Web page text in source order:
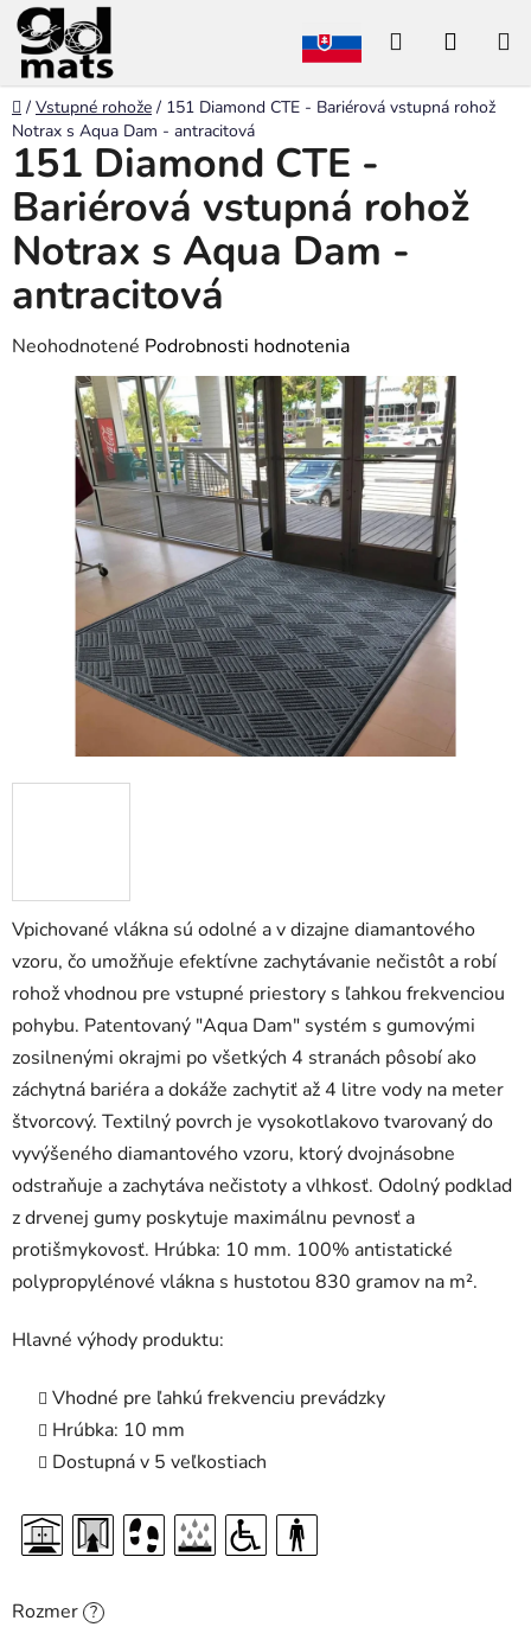
Prejsť
na
obsah
Hľadať
Domov
/ Vstupné rohože / 151 Diamond CTE - Bariérová vstupná rohož
Notrax s Aqua Dam - antracitová
Vpichované vlákna sú odolné a v dizajne diamantového
vzoru, čo umožňuje efektívne zachytávanie nečistôt a robí
rohož vhodnou pre vstupné priestory s ľahkou frekvenciou
pohybu. Patentovaný "Aqua Dam" systém s gumovými
zosilnenými okrajmi po všetkých 4 stranách pôsobí ako
záchytná bariéra a dokáže zachytiť až 4 litre vody na meter
štvorcový. Textilný povrch je vysokotlakovo tvarovaný do
vyvýšeného diamantového vzoru, ktorý dvojnásobne
odstraňuje a zachytáva nečistoty a vlhkosť. Odolný podklad
z drvenej gumy poskytuje maximálnu pevnosť a
protišmykovosť. Hrúbka: 10 mm. 100% antistatické
polypropylénové vlákna s hustotou 830 gramov na m².
Hlavné výhody produktu:
Vhodné pre ľahkú frekvenciu prevádzky
Hrúbka: 10 mm
Dostupná v 5 veľkostiach
Rozmer ?
151 Diamond CTE -
Bariérová vstupná rohož
Notrax s Aqua Dam -
antracitová
Priemerné
hodnotenie
produktu
hviezdičiek.
Neohodnotené Podrobnosti hodnotenia